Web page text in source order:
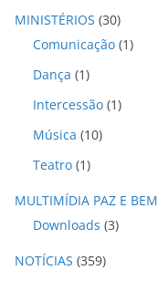
MINISTÉRIOS (30)
Comunicação (1)
Dança (1)
Intercessão (1)
Música (10)
Teatro (1)
MULTIMÍDIA PAZ E BEM
Downloads (3)
NOTÍCIAS (359)